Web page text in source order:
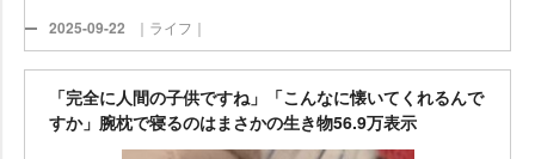
2025-09-22 ｜ライフ｜
「完全に人間の子供ですね」「こんなに懐いてくれるんで
すか」腕枕で寝るのはまさかの生き物56.9万表示